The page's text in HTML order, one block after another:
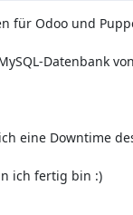
für Odoo und
Datenbank
eine Downtime
ich fertig bin :)